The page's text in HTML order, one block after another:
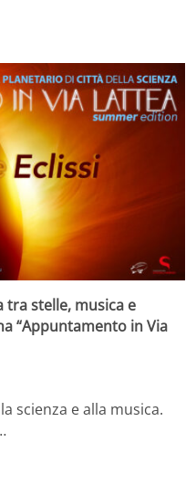
tra stelle, musica e
“Appuntamento in Via
scienza e alla musica.